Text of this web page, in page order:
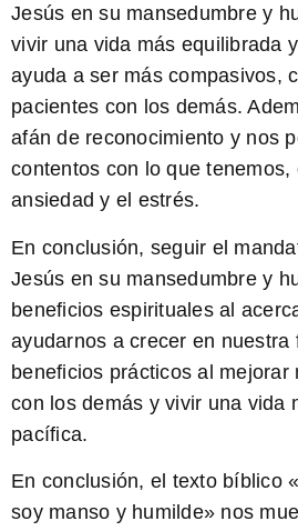
Jesús en su mansedumbre y
vivir una vida más equilibrada
ayuda a ser más compasivos,
pacientes con los demás.
afán de reconocimiento y nos
contentos con lo que
ansiedad y el estrés.
En conclusión, seguir el
Jesús en su mansedumbre y
beneficios espirituales al
ayudarnos a crecer en nuestra
beneficios prácticos al mejorar
con los demás y vivir una vida
pacífica.
En conclusión, el texto bíblico
soy manso y humilde» nos